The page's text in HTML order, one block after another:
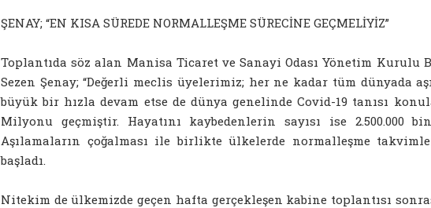
ŞENAY; “EN KISA SÜREDE NORMALLEŞME SÜRECİNE GEÇMELİYİZ”
Toplantıda söz alan Manisa Ticaret ve Sanayi Odası Yönetim Kurulu
Sezen Şenay; “Değerli meclis üyelerimiz; her ne kadar tüm dünyada
büyük bir hızla devam etse de dünya genelinde Covid-19 tanısı
Milyonu geçmiştir. Hayatını kaybedenlerin sayısı ise 2.500.000
Aşılamaların çoğalması ile birlikte ülkelerde normalleşme
başladı.
Nitekim de ülkemizde geçen hafta gerçekleşen kabine toplantısı